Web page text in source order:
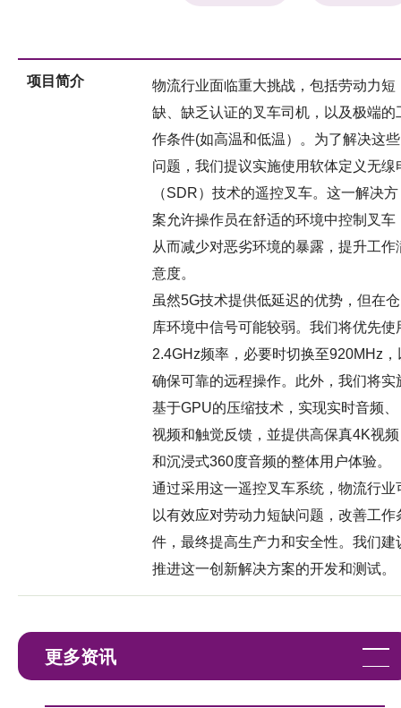
项目简介
物流行业面临重大挑战，包括劳动力短
缺、缺乏认证的叉车司机，以及极端的
作条件(如高温和低温）。为了解决这些
问题，我们提议实施使用软体定义无缐
（SDR）技术的遥控叉车。这一解决方
案允许操作员在舒适的环境中控制叉车
从而减少对恶劣环境的暴露，提升工作
意度。
虽然5G技术提供低延迟的优势，但在仓
库环境中信号可能较弱。我们将优先使
2.4GHz频率，必要时切换至920MHz，
确保可靠的远程操作。此外，我们将实
基于GPU的压缩技术，实现实时音频、
视频和触觉反馈，並提供高保真4K视频
和沉浸式360度音频的整体用户体验。
通过采用这一遥控叉车系统，物流行业
以有效应对劳动力短缺问题，改善工作
件，最终提高生产力和安全性。我们建
推进这一创新解决方案的开发和测试。
更多资讯